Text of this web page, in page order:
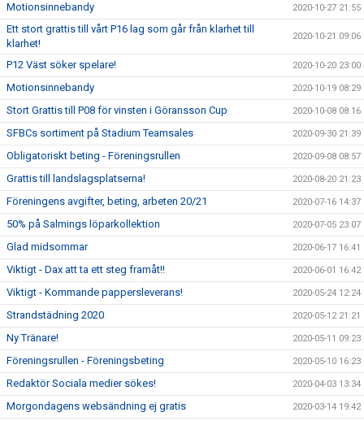
Motionsinnebandy 2020-10-27 21:55
Ett stort grattis till vårt P16 lag som går från klarhet till
klarhet!
2020-10-21 09:06
P12 Väst söker spelare! 2020-10-20 23:00
Motionsinnebandy 2020-10-19 08:29
Stort Grattis till P08 för vinsten i Göransson Cup 2020-10-08 08:16
SFBCs sortiment på Stadium Teamsales 2020-09-30 21:39
Obligatoriskt beting - Föreningsrullen 2020-09-08 08:57
Grattis till landslagsplatserna! 2020-08-20 21:23
Föreningens avgifter, beting, arbeten 20/21 2020-07-16 14:37
50% på Salmings löparkollektion 2020-07-05 23:07
Glad midsommar 2020-06-17 16:41
Viktigt - Dax att ta ett steg framåt!! 2020-06-01 16:42
Viktigt - Kommande pappersleverans! 2020-05-24 12:24
Strandstädning 2020 2020-05-12 21:21
Ny Tränare! 2020-05-11 09:23
Föreningsrullen - Föreningsbeting 2020-05-10 16:23
Redaktör Sociala medier sökes! 2020-04-03 13:34
Morgondagens websändning ej gratis 2020-03-14 19:42